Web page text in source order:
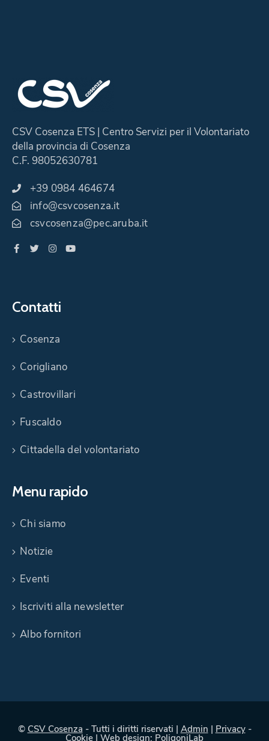
CSV Cosenza ETS | Centro Servizi per il Volontariato
della provincia di Cosenza
C.F. 98052630781
+39 0984 464674
info@csvcosenza.it
csvcosenza@pec.aruba.it
Contatti
Cosenza
Corigliano
Castrovillari
Fuscaldo
Cittadella del volontariato
Menu rapido
Chi siamo
Notizie
Eventi
Iscriviti alla newsletter
Albo fornitori
© CSV Cosenza - Tutti i diritti riservati | Admin | Privacy-
Cookie | Web design: PoligoniLab